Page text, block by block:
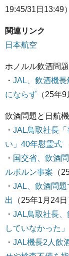
19:45/31日13:49）
関連リンク
日本航空
ホノルル飲酒問
・ JAL、飲酒機
にならず （25年9
飲酒問題と日航
・ JAL鳥取社長
い」40年慰霊式
・ 国交省、飲酒
ルボルン事案 （
・ JAL、飲酒問
出
（25年1月24日
・ JAL鳥取社長
していなかった」
・ JAL機長2人飲